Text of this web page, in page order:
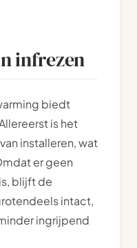
infrezen
biedt
is het
installeren, wat
er geen
blijft de
intact,
ingrijpend